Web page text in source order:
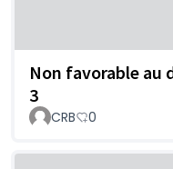
Non favorable au
3
CRB 0